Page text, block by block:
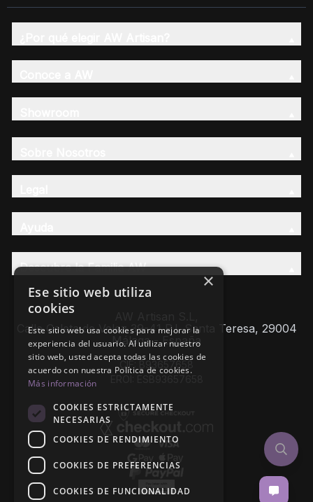
Descubre la Familia AW
Calle Caleta de Velez 39-41 P.I. Santa Teresa, 29004
Málaga - España
CIF: B93657658
×
Ese sitio web utiliza
cookies
Este sitio web usa cookies para mejorar la
experiencia del usuario. Al utilizar nuestro
sitio web, usted acepta todas las cookies de
acuerdo con nuestra Política de cookies.
Más información
COOKIES ESTRICTAMENTE
NECESARIAS
COOKIES DE RENDIMIENTO
COOKIES DE PREFERENCIAS
COOKIES DE FUNCIONALIDAD